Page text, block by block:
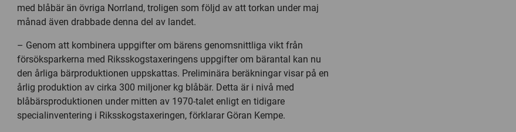
med blåbär än övriga Norrland, troligen som följd av att torkan under maj
månad även drabbade denna del av landet.
– Genom att kombinera uppgifter om bärens genomsnittliga vikt från
försöksparkerna med Riksskogstaxeringens uppgifter om bärantal kan nu
den årliga bärproduktionen uppskattas. Preliminära beräkningar visar på en
årlig produktion av cirka 300 miljoner kg blåbär. Detta är i nivå med
blåbärsproduktionen under mitten av 1970-talet enligt en tidigare
specialinventering i Riksskogstaxeringen, förklarar Göran Kempe.